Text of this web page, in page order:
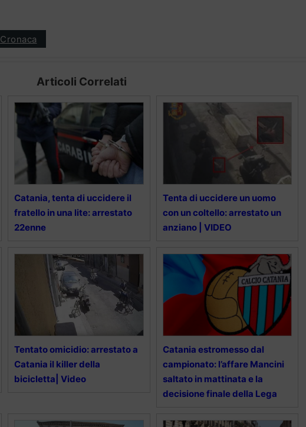
Cronaca
Articoli Correlati
Catania, tenta di uccidere il
fratello in una lite: arrestato
22enne
Tenta di uccidere un uomo
con un coltello: arrestato un
anziano | VIDEO
Tentato omicidio: arrestato a
Catania il killer della
bicicletta| Video
Catania estromesso dal
campionato: l’affare Mancini
saltato in mattinata e la
decisione finale della Lega